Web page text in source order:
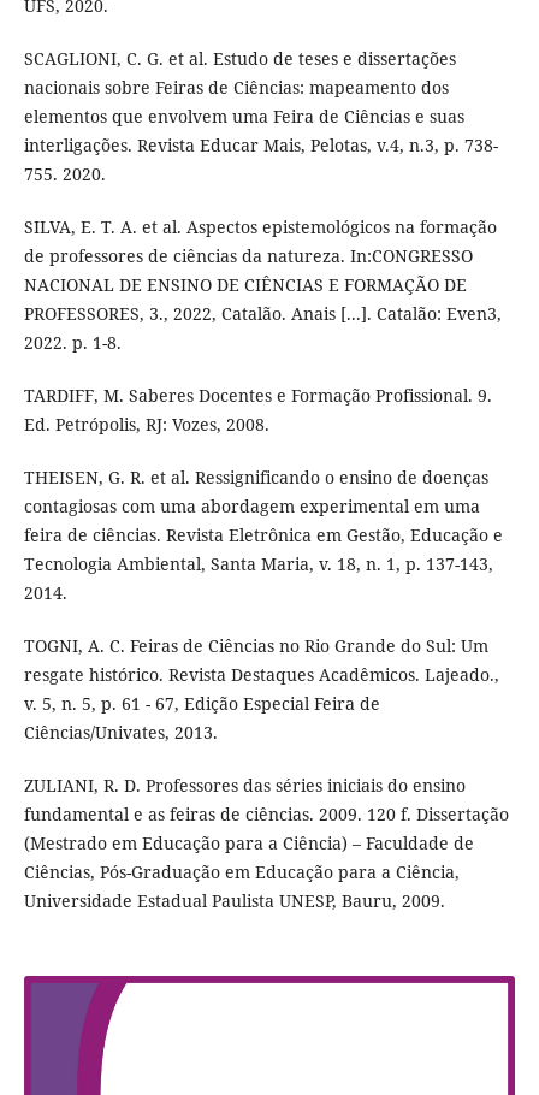
UFS, 2020.
SCAGLIONI, C. G. et al. Estudo de teses e dissertações
nacionais sobre Feiras de Ciências: mapeamento dos
elementos que envolvem uma Feira de Ciências e suas
interligações. Revista Educar Mais, Pelotas, v.4, n.3, p. 738-
755. 2020.
SILVA, E. T. A. et al. Aspectos epistemológicos na formação
de professores de ciências da natureza. In:CONGRESSO
NACIONAL DE ENSINO DE CIÊNCIAS E FORMAÇÃO DE
PROFESSORES, 3., 2022, Catalão. Anais [...]. Catalão: Even3,
2022. p. 1-8.
TARDIFF, M. Saberes Docentes e Formação Profissional. 9.
Ed. Petrópolis, RJ: Vozes, 2008.
THEISEN, G. R. et al. Ressignificando o ensino de doenças
contagiosas com uma abordagem experimental em uma
feira de ciências. Revista Eletrônica em Gestão, Educação e
Tecnologia Ambiental, Santa Maria, v. 18, n. 1, p. 137-143,
2014.
TOGNI, A. C. Feiras de Ciências no Rio Grande do Sul: Um
resgate histórico. Revista Destaques Acadêmicos. Lajeado.,
v. 5, n. 5, p. 61 - 67, Edição Especial Feira de
Ciências/Univates, 2013.
ZULIANI, R. D. Professores das séries iniciais do ensino
fundamental e as feiras de ciências. 2009. 120 f. Dissertação
(Mestrado em Educação para a Ciência) – Faculdade de
Ciências, Pós-Graduação em Educação para a Ciência,
Universidade Estadual Paulista UNESP, Bauru, 2009.